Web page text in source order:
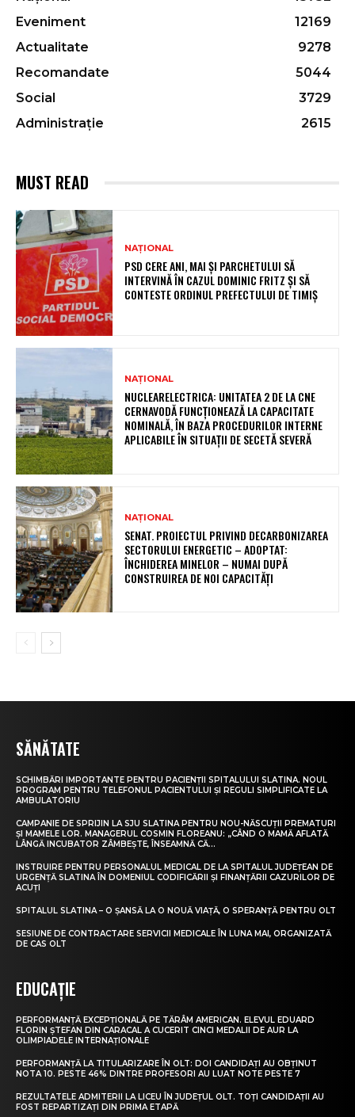
Eveniment
12169
Actualitate
9278
Recomandate
5044
Social
3729
Administrație
2615
MUST READ
NAȚIONAL
PSD CERE ANI, MAI ȘI PARCHETULUI SĂ
INTERVINĂ ÎN CAZUL DOMINIC FRITZ ȘI SĂ
CONTESTE ORDINUL PREFECTULUI DE TIMIȘ
NAȚIONAL
NUCLEARELECTRICA: UNITATEA 2 DE LA CNE
CERNAVODĂ FUNCȚIONEAZĂ LA CAPACITATE
NOMINALĂ, ÎN BAZA PROCEDURILOR INTERNE
APLICABILE ÎN SITUAȚII DE SECETĂ SEVERĂ
NAȚIONAL
SENAT. PROIECTUL PRIVIND DECARBONIZAREA
SECTORULUI ENERGETIC – ADOPTAT:
ÎNCHIDEREA MINELOR – NUMAI DUPĂ
CONSTRUIREA DE NOI CAPACITĂȚI
SĂNĂTATE
SCHIMBĂRI IMPORTANTE PENTRU PACIENȚII SPITALULUI SLATINA. NOUL
PROGRAM PENTRU TELEFONUL PACIENTULUI ȘI REGULI SIMPLIFICATE LA
AMBULATORIU
CAMPANIE DE SPRIJIN LA SJU SLATINA PENTRU NOU-NĂSCUȚII PREMATURI
ȘI MAMELE LOR. MANAGERUL COSMIN FLOREANU: „CÂND O MAMĂ AFLATĂ
LÂNGĂ INCUBATOR ZÂMBEȘTE, ÎNSEAMNĂ CĂ...
INSTRUIRE PENTRU PERSONALUL MEDICAL DE LA SPITALUL JUDEȚEAN DE
URGENȚĂ SLATINA ÎN DOMENIUL CODIFICĂRII ȘI FINANȚĂRII CAZURILOR DE
ACUȚI
SPITALUL SLATINA – O ȘANSĂ LA O NOUĂ VIAȚĂ, O SPERANȚĂ PENTRU OLT
SESIUNE DE CONTRACTARE SERVICII MEDICALE ÎN LUNA MAI, ORGANIZATĂ
DE CAS OLT
EDUCAȚIE
PERFORMANȚĂ EXCEPȚIONALĂ PE TĂRÂM AMERICAN. ELEVUL EDUARD
FLORIN ȘTEFAN DIN CARACAL A CUCERIT CINCI MEDALII DE AUR LA
OLIMPIADELE INTERNAȚIONALE
PERFORMANȚĂ LA TITULARIZARE ÎN OLT: DOI CANDIDAȚI AU OBȚINUT
NOTA 10. PESTE 46% DINTRE PROFESORI AU LUAT NOTE PESTE 7
REZULTATELE ADMITERII LA LICEU ÎN JUDEȚUL OLT. TOȚI CANDIDAȚII AU
FOST REPARTIZAȚI DIN PRIMA ETAPĂ